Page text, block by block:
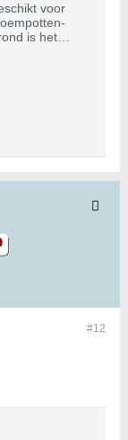
voor
is het
#12